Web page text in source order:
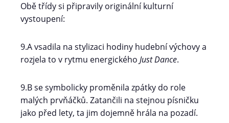
Obě třídy si připravily originální kulturní
vystoupení:
9.A vsadila na stylizaci hodiny hudební výchovy a
rozjela to v rytmu energického Just Dance.
9.B se symbolicky proměnila zpátky do role
malých prvňáčků. Zatančili na stejnou písničku
jako před lety, ta jim dojemně hrála na pozadí.